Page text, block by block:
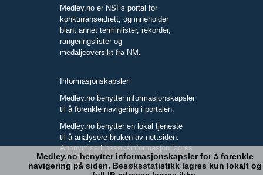
Medley.no er NSFs portal for
konkurranseidrett, og inneholder
blant annet terminlister, rekorder,
rangeringslister og
medaljeoversikt fra NM.
Informasjonskapsler
Medley.no benytter informasjonskapsler
til å forenkle navigering i portalen.
Medley.no benytter en lokal tjeneste
til å analysere bruken av nettsiden.
Anonymisert besøksinformasjon lagres
kun lokalt.
Full IP-adresse blir ikke lagret.
Medley.no benytter informasjonskapsler for å forenkle
navigering på siden. Besøksstatistikk lagres kun lokalt og